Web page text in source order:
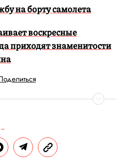
на борту самолета
воскресные
приходят знаменитости
ушло под воду